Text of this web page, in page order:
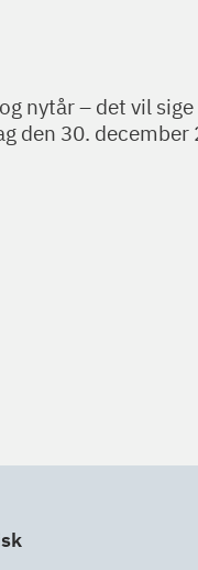
nytår – det vil sige
den 30. december